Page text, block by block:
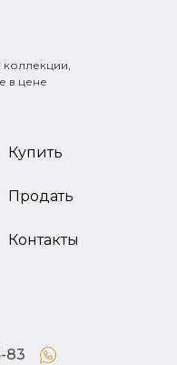
в цене
Купить
Продать
Контакты
83